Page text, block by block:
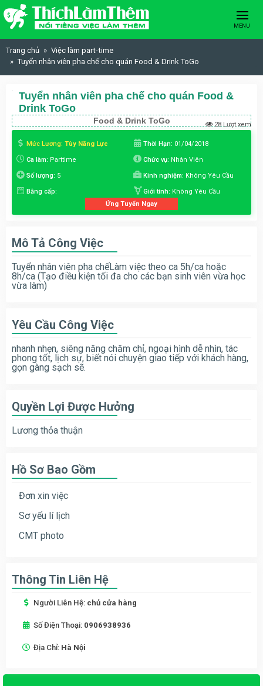
Skip to content
MENU
Trang chủ
Việc làm part-time
Tuyển nhân viên pha chế cho quán Food & Drink ToGo
Tuyển nhân viên pha chế cho quán Food &
Drink ToGo
Food & Drink ToGo 28 Lượt xem
Mức Lương: Tùy Năng Lực Thời Hạn: 01/04/2018
Ca làm: Parttime Chức vụ: Nhân Viên
Số lượng: 5 Kinh nghiệm: Không Yêu Cầu
Bằng cấp: Giới tính: Không Yêu Cầu
Ứng Tuyển Ngay
Mô Tả Công Việc
Tuyển nhân viên pha chếLàm việc theo ca 5h/ca hoặc
8h/ca (Tạo điều kiện tối đa cho các bạn sinh viên vừa học
vừa làm)
Yêu Cầu Công Việc
nhanh nhẹn, siêng năng chăm chỉ, ngoại hình dễ nhìn, tác
phong tốt, lịch sự, biết nói chuyện giao tiếp với khách hàng,
gọn gàng sạch sẽ.
Quyền Lợi Được Hưởng
Lương thỏa thuận
Hồ Sơ Bao Gồm
Đơn xin việc
Sơ yếu lí lịch
CMT photo
Thông Tin Liên Hệ
Người Liên Hệ: chủ cửa hàng
Số Điện Thoại: 0906938936
Địa Chỉ: Hà Nội